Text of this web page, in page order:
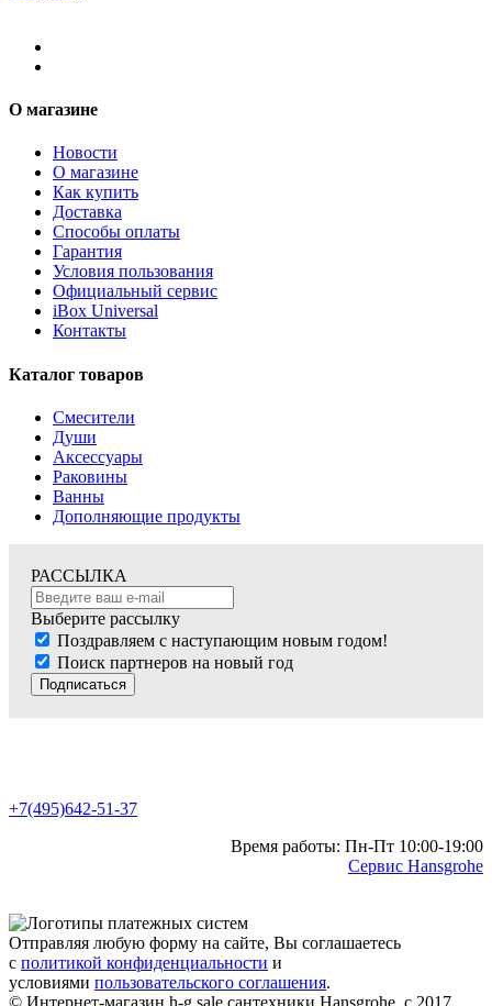
О магазине
Новости
О магазине
Как купить
Доставка
Способы оплаты
Гарантия
Условия пользования
Официальный сервис
iBox Universal
Контакты
Каталог товаров
Смесители
Души
Аксессуары
Раковины
Ванны
Дополняющие продукты
РАССЫЛКА
Выберите рассылку
Поздравляем с наступающим новым годом!
Поиск партнеров на новый год
Подписаться
+7(495)642-51-37
Время работы: Пн-Пт 10:00-19:00
Сервис Hansgrohe
Отправляя любую форму на сайте, Вы соглашаетесь
с политикой конфиденциальности и
условиями пользовательского соглашения.
© Интернет-магазин h-g.sale сантехники Hansgrohe, с 2017